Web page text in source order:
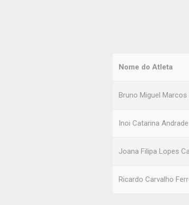
Nome do Atleta
Bruno Miguel Marcos
Inoi Catarina
Joana Filipa Lopes
Ricardo Carvalho